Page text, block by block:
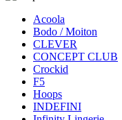
Acoola
Bodo / Moiton
CLEVER
CONCEPT CLUB
Crockid
F5
Hoops
INDEFINI